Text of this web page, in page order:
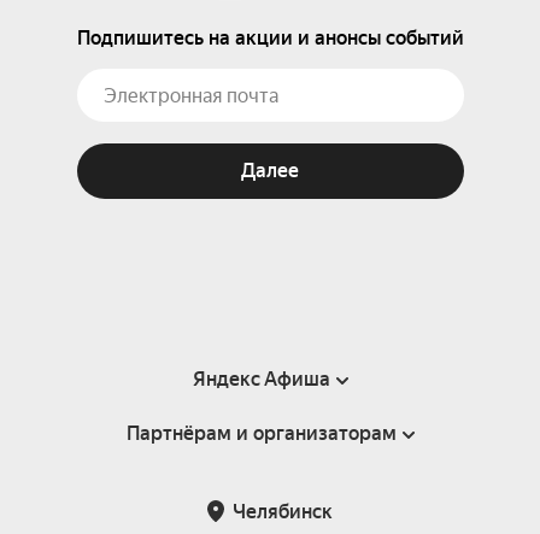
Подпишитесь на акции и анонсы событий
Далее
Яндекс Афиша
Справка
Подарочные сертификаты
Партнёрам и организаторам
Челябинск